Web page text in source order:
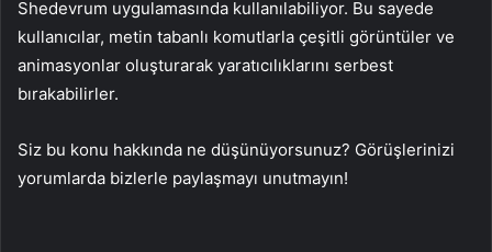
Shedevrum uygulamasında kullanılabiliyor. Bu sayede
kullanıcılar, metin tabanlı komutlarla çeşitli görüntüler ve
animasyonlar oluşturarak yaratıcılıklarını serbest
bırakabilirler.
Siz bu konu hakkında ne düşünüyorsunuz? Görüşlerinizi
yorumlarda bizlerle paylaşmayı unutmayın!